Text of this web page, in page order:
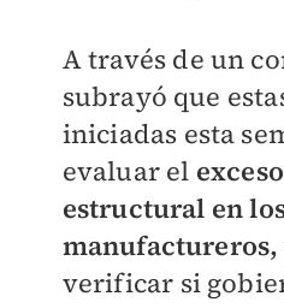
A través de un
subrayó que
iniciadas esta
evaluar el
estructural en
manufactureros,
verificar si